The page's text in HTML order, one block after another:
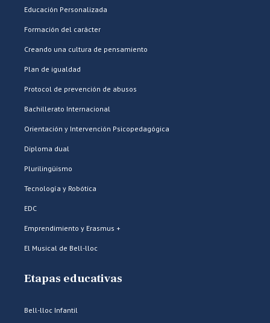
Educación Personalizada
Formación del carácter
Creando una cultura de pensamiento
Plan de igualdad
Protocol de prevención de abusos
Bachillerato Internacional
Orientación y Intervención Psicopedagógica
Diploma dual
Plurilingüismo
Tecnología y Robótica
EDC
Emprendimiento y Erasmus +
El Musical de Bell-lloc
Etapas educativas
Bell-lloc Infantil